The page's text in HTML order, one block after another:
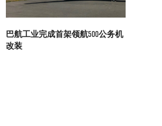
巴航工业完成首架领航500公务机
改装